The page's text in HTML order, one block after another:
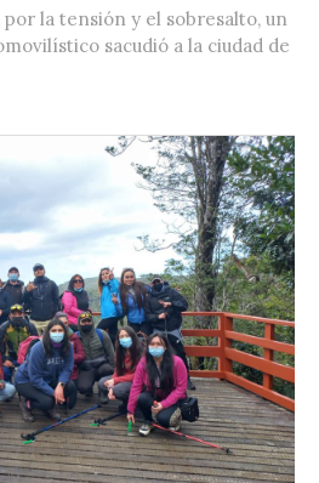
la tensión y el sobresalto, un
sacudió a la ciudad de